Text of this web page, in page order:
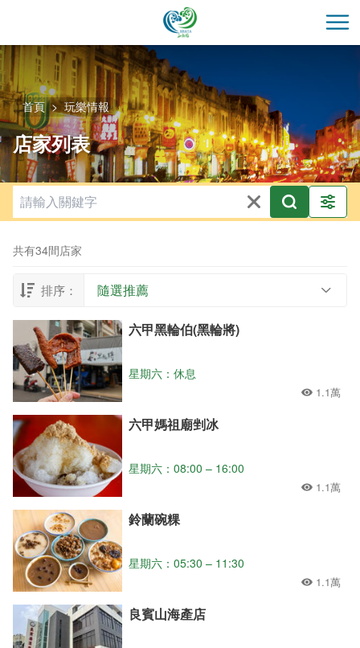
主
要
內
容
區
塊
開
首頁 玩樂情報
店家列表
共有34間店家
排序： 隨選推薦
六甲黑輪伯(黑輪將)
星期六：休息
1.1萬
六甲媽祖廟剉冰
星期六：08:00 – 16:00
1.1萬
鈴蘭碗粿
星期六：05:30 – 11:30
1.1萬
良賓山海產店